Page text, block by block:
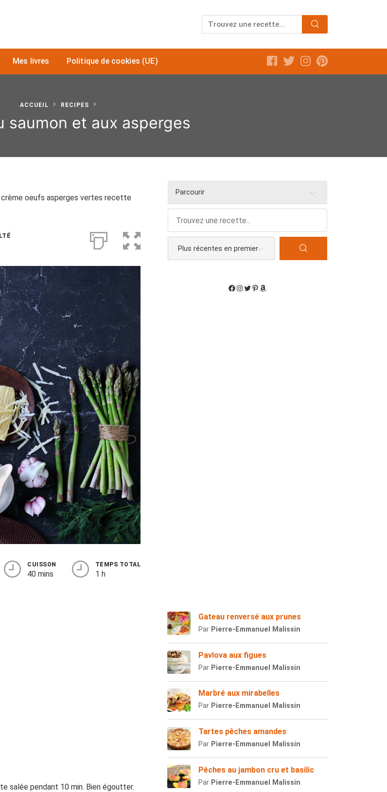
Mes livres Politique de cookies (UE)
ACCUEIL RECIPES
saumon et aux asperges
oeufs asperges vertes recette
CUISSON
40 mins
TEMPS TOTAL
1 h
salée pendant 10 min. Bien égoutter.
Parcourir
Gateau renversé aux prunes
Par Pierre-Emmanuel Malissin
Pavlova aux figues
Par Pierre-Emmanuel Malissin
Marbré aux mirabelles
Par Pierre-Emmanuel Malissin
Tartes pêches amandes
Par Pierre-Emmanuel Malissin
Pêches au jambon cru et basilic
Par Pierre-Emmanuel Malissin